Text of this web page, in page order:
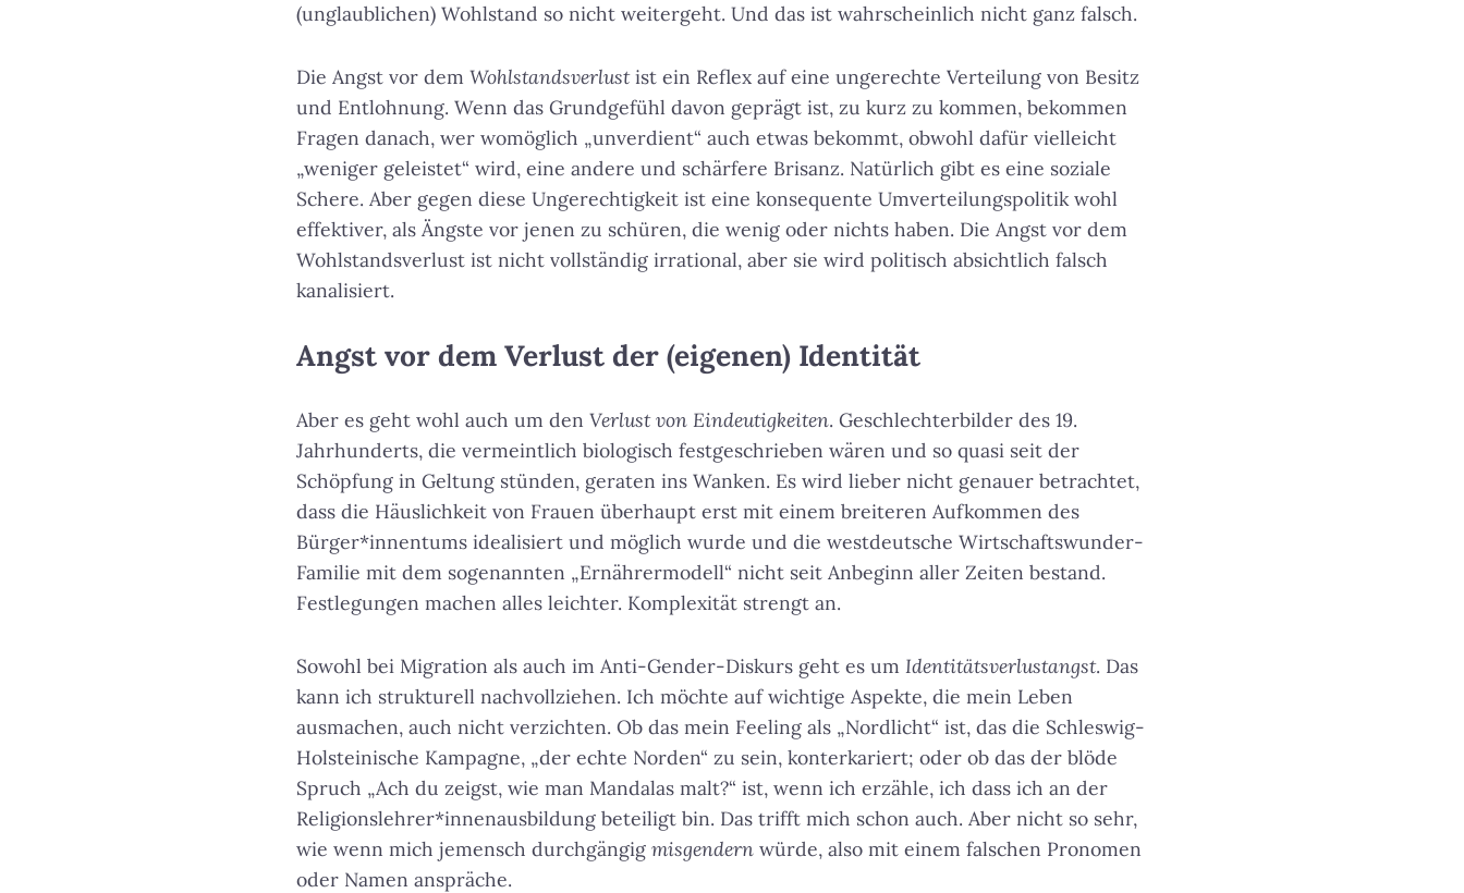
(unglaublichen) Wohlstand so nicht weitergeht. Und das ist wahrscheinlich nicht ganz falsch.
Die Angst vor dem Wohlstandsverlustist ein Reflex auf eine ungerechte Verteilung von Besitz
und Entlohnung. Wenn das Grundgefühl davon geprägt ist, zu kurz zu kommen, bekommen
Fragen danach, wer womöglich „unverdient“ auch etwas bekommt, obwohl dafür vielleicht
„weniger geleistet“ wird, eine andere und schärfere Brisanz. Natürlich gibt es eine soziale
Schere. Aber gegen diese Ungerechtigkeit ist eine konsequente Umverteilungspolitik wohl
effektiver, als Ängste vor jenen zu schüren, die wenig oder nichts haben. Die Angst vor dem
Wohlstandsverlust ist nicht vollständig irrational, aber sie wird politisch absichtlich falsch
kanalisiert.
Angst vor dem Verlust der (eigenen) Identität
Aber es geht wohl auch um den Verlust von Eindeutigkeiten. Geschlechterbilder des 19.
Jahrhunderts, die vermeintlich biologisch festgeschrieben wären und so quasi seit der
Schöpfung in Geltung stünden, geraten ins Wanken. Es wird lieber nicht genauer betrachtet,
dass die Häuslichkeit von Frauen überhaupt erst mit einem breiteren Aufkommen des
Bürger*innentums idealisiert und möglich wurde und die westdeutsche Wirtschaftswunder-
Familie mit dem sogenannten „Ernährermodell“ nicht seit Anbeginn aller Zeiten bestand.
Festlegungen machen alles leichter. Komplexität strengt an.
Sowohl bei Migration als auch im Anti-Gender-Diskurs geht es um Identitätsverlustangst. Das
kann ich strukturell nachvollziehen. Ich möchte auf wichtige Aspekte, die mein Leben
ausmachen, auch nicht verzichten. Ob das mein Feeling als „Nordlicht“ ist, das die Schleswig-
Holsteinische Kampagne, „der echte Norden“ zu sein, konterkariert; oder ob das der blöde
Spruch „Ach du zeigst, wie man Mandalas malt?“ ist, wenn ich erzähle, ich dass ich an der
Religionslehrer*innenausbildung beteiligt bin. Das trifft mich schon auch. Aber nicht so sehr,
wie wenn mich jemensch durchgängig misgendern würde, also mit einem falschen Pronomen
oder Namen anspräche.